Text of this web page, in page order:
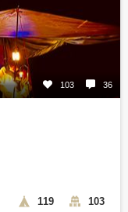
103 36
119 103